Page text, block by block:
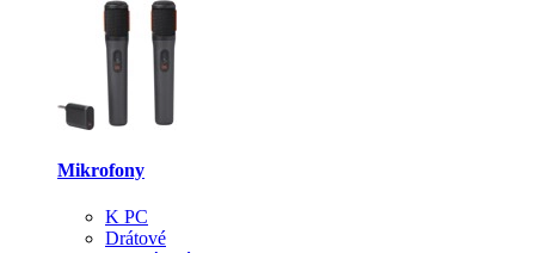
Mikrofony
K PC
Drátové